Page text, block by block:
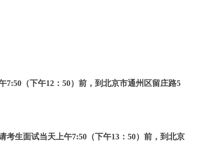
7:50（下午12：50）前，到北京市通州区留庄路5
考生面试当天上午7:50（下午13：50）前，到北京